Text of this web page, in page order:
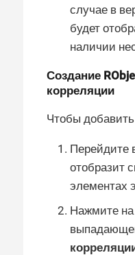
случае в
будет
наличии
Создание
корреляции
Чтобы
Перейдите
отобразит
элементах
Нажмите на